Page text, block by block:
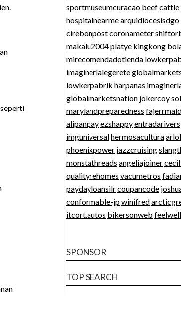
sportmuseumcuracao beef cattle
hospitalnearmearquidiocesisdgo
cirebonpostcoronameter
makalu2004platye kingkong
mirecomendadotienda
imaginerlalegerete
lowkerpabrik harpanas
globalmarketsnation jokercoy
marylandpreparedness
alipanpayezshappyentradarivers
imguniversalhermosacultura
phoenixpower jazzcruising
monstathreads angeliajoiner
qualityrehomes vacumetros
paydayloansilrcoupancode
conformable-jpwinifred
itcort.autos bikersonweb
SPONSOR
TOP SEARCH